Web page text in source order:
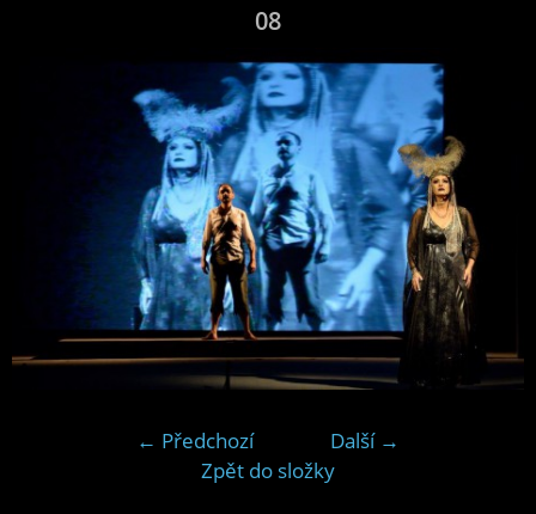
08
← Předchozí
Další →
Zpět do složky